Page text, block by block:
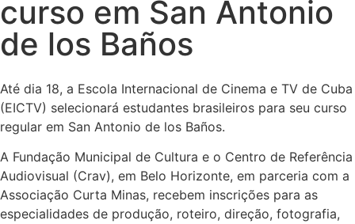
curso em San Antonio
de los Baños
Até dia 18, a Escola Internacional de Cinema e TV de Cuba
(EICTV) selecionará estudantes brasileiros para seu curso
regular em San Antonio de los Baños.
A Fundação Municipal de Cultura e o Centro de Referência
Audiovisual (Crav), em Belo Horizonte, em parceria com a
Associação Curta Minas, recebem inscrições para as
especialidades de produção, roteiro, direção, fotografia,